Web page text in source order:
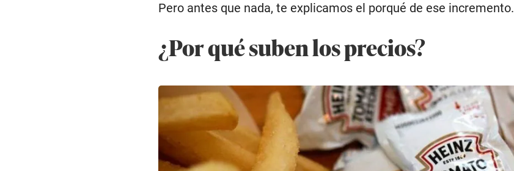
Pero antes que nada, te explicamos el porqué de ese incremento.
¿Por qué suben los precios?